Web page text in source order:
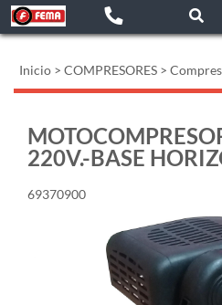
Inicio > COMPRESORES >
220V.-BASE
69370900